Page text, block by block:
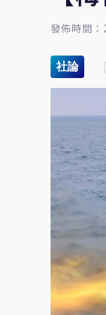
發佈時間
社論